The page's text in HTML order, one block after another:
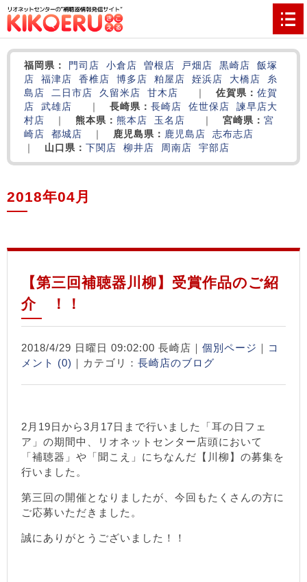
福岡県： 門司店 小倉店 曽根店 戸畑店 黒崎店
飯塚
店
福津店 香椎店 博多店 粕屋店 姪浜店 大橋店
糸
島店
二日市店 久留米店 甘木店 佐賀県： 佐賀
店
武雄店 長崎県： 長崎店 佐世保店 諫早店大
村店
熊本県： 熊本店 玉名店 宮崎県： 宮
崎店
都城店 鹿児島県： 鹿児島店
志布志店
山口県： 下関店 柳井店 周南店 宇部店
2018年04月
【第三回補聴器川柳】受賞作品のご紹
介 ！！
2018/4/29 日曜日 09:02:00 長崎店｜ 個別ページ ｜ コ
メント (0) ｜カテゴリ： 長崎店のブログ
2月19日から3月17日まで行いました「耳の日フェ
ア」の期間中、リオネットセンター店頭において
「補聴器」や「聞こえ」にちなんだ【川柳】の募集を
行いました。
第三回の開催となりましたが、今回もたくさんの方に
ご応募いただきました。
誠にありがとうございました！！